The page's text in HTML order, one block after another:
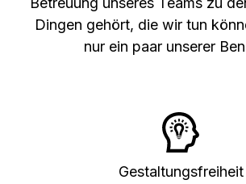
Dingen gehört, die wir tun
nur ein paar unserer
Gestaltungsfreiheit